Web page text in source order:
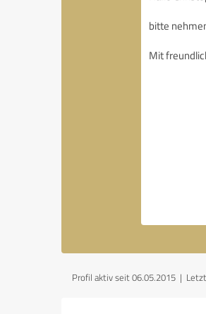
Profil aktiv seit 06.05.2015 |